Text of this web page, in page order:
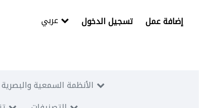
تسجيل الدخول إضافة عمل
الأنظمة السمعية